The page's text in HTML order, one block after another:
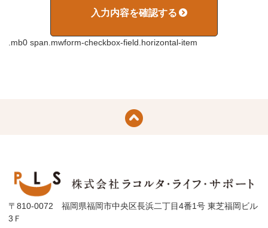
.mb0 span.mwform-checkbox-field.horizontal-item
〒810-0072 福岡県福岡市中央区長浜二丁目4番1号 東芝福岡ビル
3Ｆ